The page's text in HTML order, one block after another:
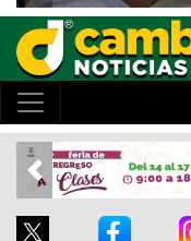
Previous